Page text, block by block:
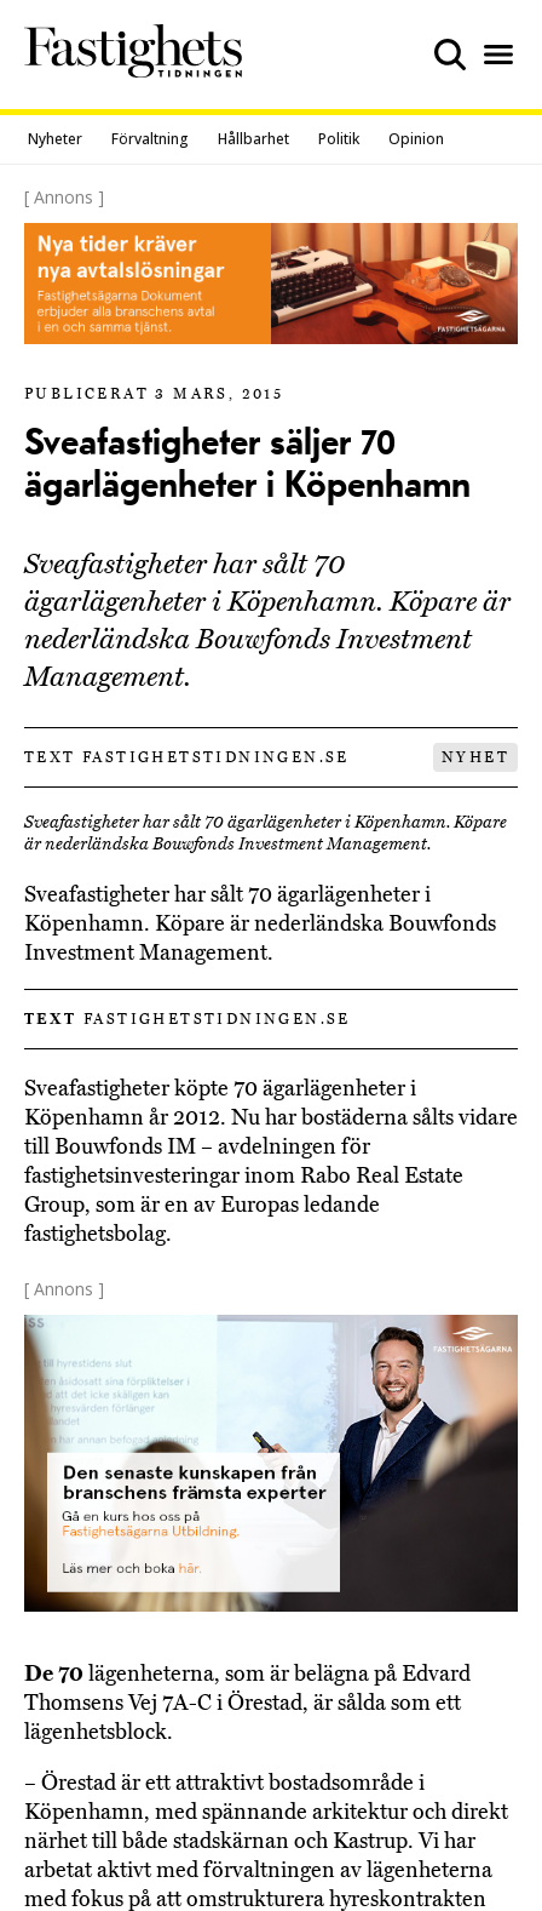
content
Nyheter Förvaltning Hållbarhet Politik Opinion
[ Annons ]
PUBLICERAT 3 MARS, 2015
Sveafastigheter säljer 70
ägarlägenheter i Köpenhamn
Sveafastigheter har sålt 70
ägarlägenheter i Köpenhamn. Köpare är
nederländska Bouwfonds Investment
Management.
TEXT FASTIGHETSTIDNINGEN.SE NYHET
Sveafastigheter har sålt 70 ägarlägenheter i Köpenhamn. Köpare
är nederländska Bouwfonds Investment Management.
Sveafastigheter har sålt 70 ägarlägenheter i
Köpenhamn. Köpare är nederländska Bouwfonds
Investment Management.
TEXT FASTIGHETSTIDNINGEN.SE
Sveafastigheter köpte 70 ägarlägenheter i
Köpenhamn år 2012. Nu har bostäderna sålts vidare
till Bouwfonds IM – avdelningen för
fastighetsinvesteringar inom Rabo Real Estate
Group, som är en av Europas ledande
fastighetsbolag.
[ Annons ]
De 70 lägenheterna, som är belägna på Edvard
Thomsens Vej 7A-C i Örestad, är sålda som ett
lägenhetsblock.
– Örestad är ett attraktivt bostadsområde i
Köpenhamn, med spännande arkitektur och direkt
närhet till både stadskärnan och Kastrup. Vi har
arbetat aktivt med förvaltningen av lägenheterna
med fokus på att omstrukturera hyreskontrakten